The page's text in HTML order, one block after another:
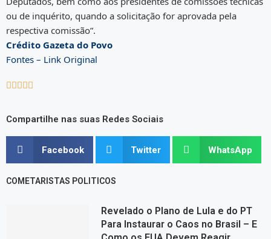
ou de inquérito, quando a solicitação for aprovada pela
respectiva comissão”.
Crédito Gazeta do Povo
Fontes – Link Original
    
Compartilhe nas suas Redes Sociais
Facebook Twitter WhatsApp
COMETARISTAS POLITICOS
Revelado o Plano de Lula e do PT
Para Instaurar o Caos no Brasil – E